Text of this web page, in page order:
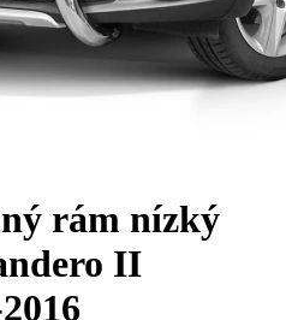
rám nízký
II